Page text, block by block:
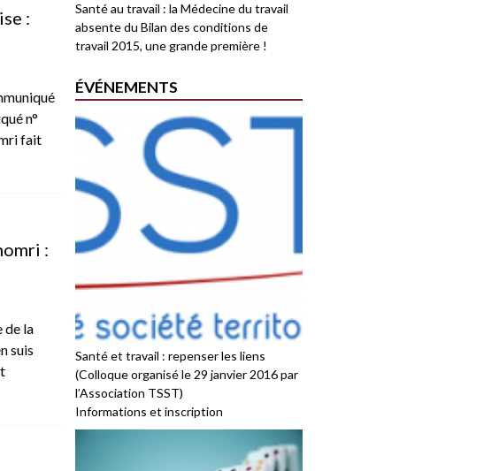
:
n°
fait
:
de la
suis
Santé au travail : la Médecine du travail
absente du Bilan des conditions de
travail 2015, une grande première !
ÉVÉNEMENTS
Santé et travail : repenser les liens
(Colloque organisé le 29 janvier 2016 par
l’Association TSST)
Informations et inscription